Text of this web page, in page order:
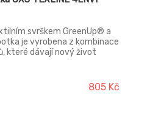
svrškem GreenUp® a
je vyrobena z kombinace
které dávají nový život
Materiál: GreenUp® textilní
pratelného do 30
805 Kč